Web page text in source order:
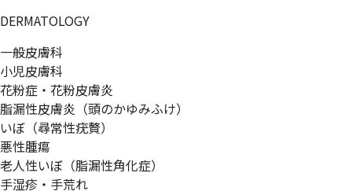
DERMATOLOGY
一般皮膚科
小児皮膚科
花粉症・花粉皮膚炎
脂漏性皮膚炎（頭のかゆみふけ）
いぼ（尋常性疣贅）
悪性腫瘍
老人性いぼ（脂漏性角化症）
手湿疹・手荒れ